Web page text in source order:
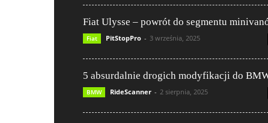
Fiat Ulysse – powrót do segmentu
Fiat PitStopPro - 3 września, 2025
5 absurdalnie drogich modyfikacji do
BMW RideScanner - 2 sierpnia, 2025